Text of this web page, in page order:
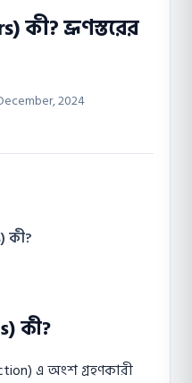
কী? ভ্রূণস্তরের
2024
কী?
কী?
এ অংশ গ্রহণকারী